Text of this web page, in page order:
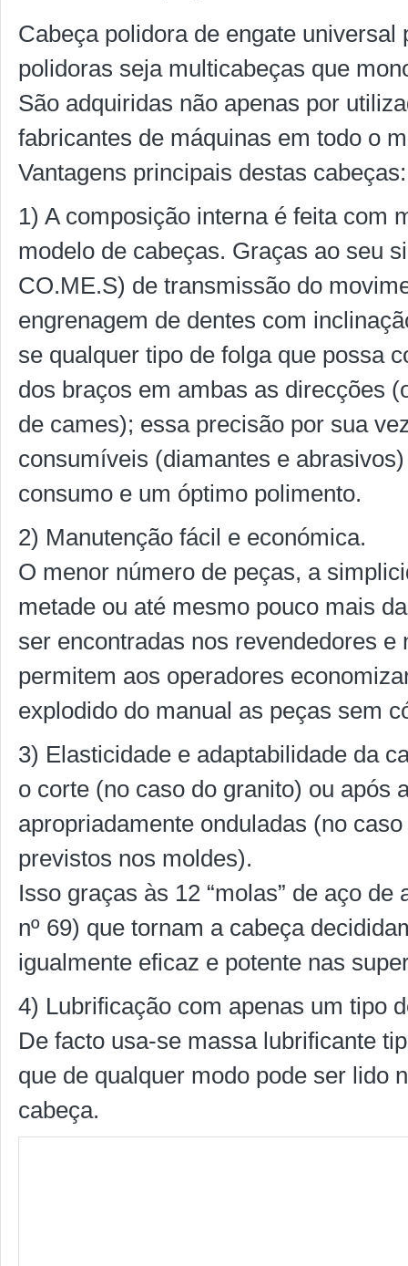
Cabeça polidora de engate
polidoras seja multicabeças que
São adquiridas não apenas por
fabricantes de máquinas em todo o
Vantagens principais destas cabeças:
1) A composição interna é feita com
modelo de cabeças. Graças ao seu
CO.ME.S) de transmissão do
engrenagem de dentes com
se qualquer tipo de folga que possa
dos braços em ambas as direcções
de cames); essa precisão por sua
consumíveis (diamantes e
consumo e um óptimo polimento.
2) Manutenção fácil e económica.
O menor número de peças, a
metade ou até mesmo pouco mais
ser encontradas nos revendedores
permitem aos operadores
explodido do manual as peças sem
3) Elasticidade e adaptabilidade da
o corte (no caso do granito) ou após
apropriadamente onduladas (no
previstos nos moldes).
Isso graças às 12 “molas” de aço
nº 69) que tornam a cabeça
igualmente eficaz e potente nas
4) Lubrificação com apenas um tipo
De facto usa-se massa lubrificante
que de qualquer modo pode ser lido
cabeça.